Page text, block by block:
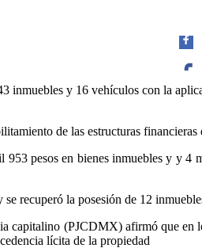
Twitter
inmuebles y 16 vehículos con la
de las estructuras
pesos en bienes inmuebles y y
recuperó la posesión de 12
capitalino (PJCDMX) afirmó que
lícita de la propiedad